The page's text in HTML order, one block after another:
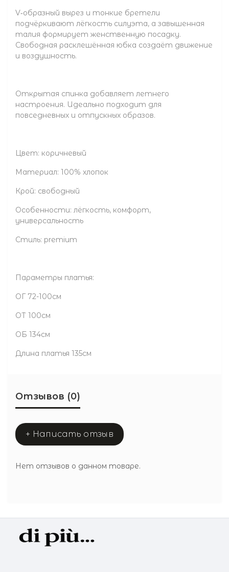
V‑образный вырез и тонкие бретели
подчёркивают лёгкость силуэта, а завышенная
талия формирует женственную посадку.
Свободная расклешённая юбка создаёт движение
и воздушность.
Открытая спинка добавляет летнего
настроения. Идеально подходит для
повседневных и отпускных образов.
Цвет: коричневый
Материал: 100% хлопок
Крой: свободный
Особенности: лёгкость, комфорт,
универсальность
Стиль: premium
Параметры платья:
ОГ 72-100см
ОТ 100см
ОБ 134см
Длина платья 135см
Отзывов (0)
+ Написать отзыв
Нет отзывов о данном товаре.